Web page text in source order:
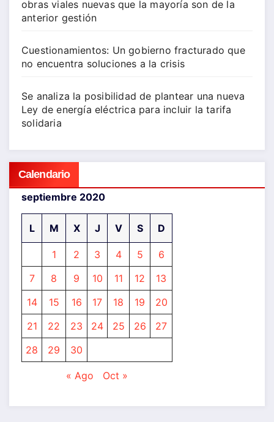
obras viales nuevas que la mayoría son de la
anterior gestión
Cuestionamientos: Un gobierno fracturado que
no encuentra soluciones a la crisis
Se analiza la posibilidad de plantear una nueva
Ley de energía eléctrica para incluir la tarifa
solidaria
Calendario
septiembre 2020
L M X J V S D
1 2 3 4 5
6
7
8 9 10 11 12
13
14
15 16 17 18 19
20
21
22 23 24 25 26
27
28
29 30
« Ago Oct »